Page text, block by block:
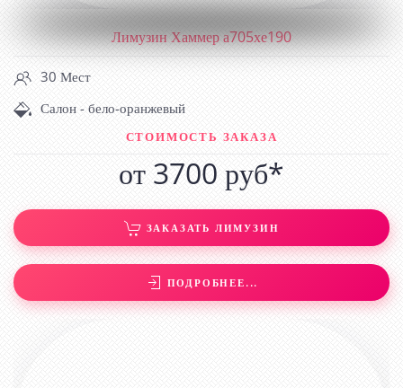
Лимузин Хаммер а705хе190
30 Мест
Салон - бело-оранжевый
СТОИМОСТЬ ЗАКАЗА
от 3700 руб*
ЗАКАЗАТЬ ЛИМУЗИН
ПОДРОБНЕЕ...